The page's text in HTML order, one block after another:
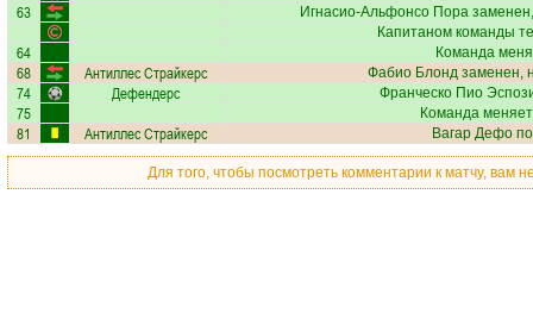
63 Игнасио-Альфонсо Пора
Капитаном команды
64 Команда
68 Антиллес Страйкерс Фабио Блонд заменен,
74 Дефендерс Франческо Пио
75 Команда
81 Антиллес Страйкерс Вагар Дефо
Для того, чтобы посмотреть комментарии к матчу, вам